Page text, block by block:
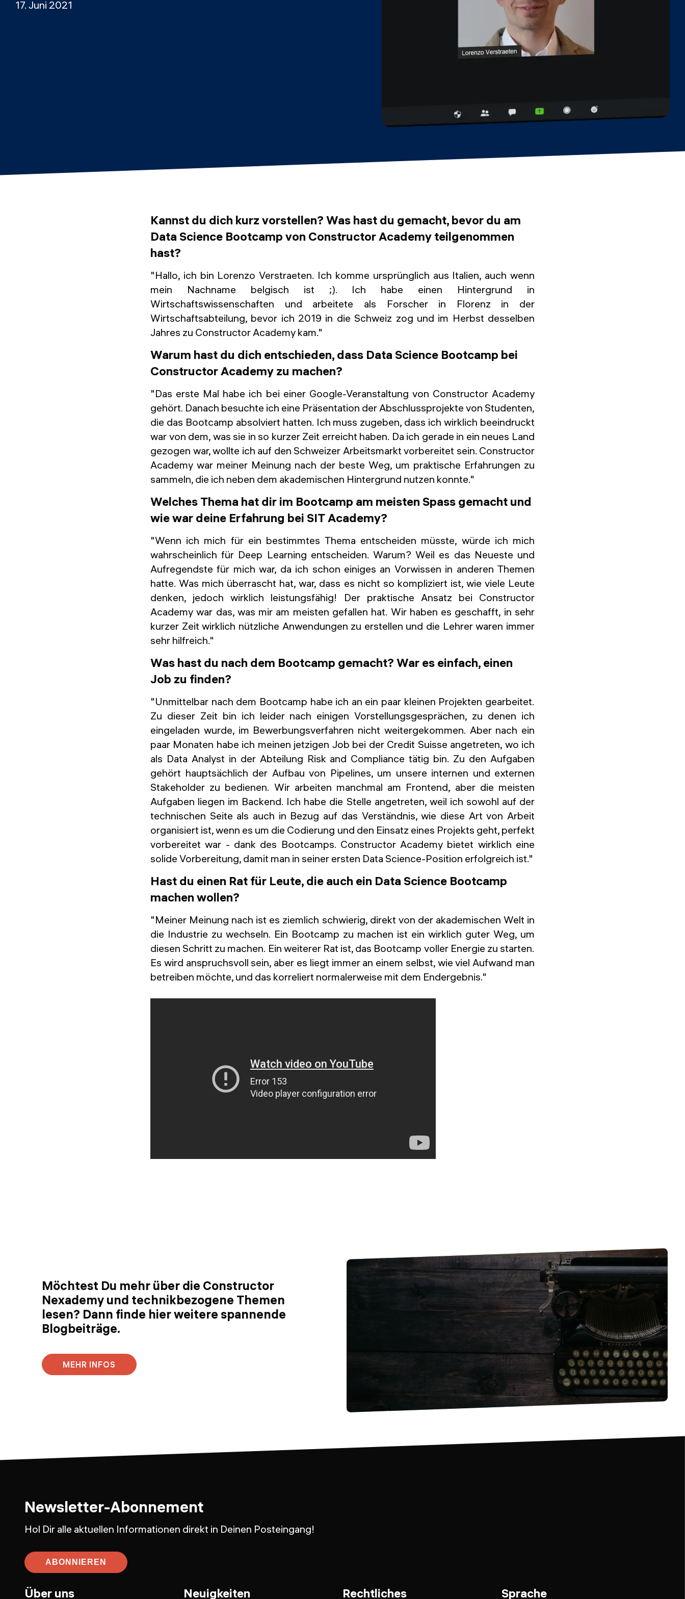
17. Juni 2021
Kannst du dich kurz vorstellen? Was hast du gemacht, bevor du am
Data Science Bootcamp von Constructor Academy teilgenommen
hast?
"Hallo, ich bin Lorenzo Verstraeten. Ich komme ursprünglich aus Italien, auch wenn
mein Nachname belgisch ist ;). Ich habe einen Hintergrund in
Wirtschaftswissenschaften und arbeitete als Forscher in Florenz in der
Wirtschaftsabteilung, bevor ich 2019 in die Schweiz zog und im Herbst desselben
Jahres zu Constructor Academy kam."
Warum hast du dich entschieden, dass Data Science Bootcamp bei
Constructor Academy zu machen?
"Das erste Mal habe ich bei einer Google-Veranstaltung von Constructor Academy
gehört. Danach besuchte ich eine Präsentation der Abschlussprojekte von Studenten,
die das Bootcamp absolviert hatten. Ich muss zugeben, dass ich wirklich beeindruckt
war von dem, was sie in so kurzer Zeit erreicht haben. Da ich gerade in ein neues Land
gezogen war, wollte ich auf den Schweizer Arbeitsmarkt vorbereitet sein. Constructor
Academy war meiner Meinung nach der beste Weg, um praktische Erfahrungen zu
sammeln, die ich neben dem akademischen Hintergrund nutzen konnte."
Welches Thema hat dir im Bootcamp am meisten Spass gemacht und
wie war deine Erfahrung bei SIT Academy?
"Wenn ich mich für ein bestimmtes Thema entscheiden müsste, würde ich mich
wahrscheinlich für Deep Learning entscheiden. Warum? Weil es das Neueste und
Aufregendste für mich war, da ich schon einiges an Vorwissen in anderen Themen
hatte. Was mich überrascht hat, war, dass es nicht so kompliziert ist, wie viele Leute
denken, jedoch wirklich leistungsfähig! Der praktische Ansatz bei Constructor
Academy war das, was mir am meisten gefallen hat. Wir haben es geschafft, in sehr
kurzer Zeit wirklich nützliche Anwendungen zu erstellen und die Lehrer waren immer
sehr hilfreich."
Was hast du nach dem Bootcamp gemacht? War es einfach, einen
Job zu finden?
"Unmittelbar nach dem Bootcamp habe ich an ein paar kleinen Projekten gearbeitet.
Zu dieser Zeit bin ich leider nach einigen Vorstellungsgesprächen, zu denen ich
eingeladen wurde, im Bewerbungsverfahren nicht weitergekommen. Aber nach ein
paar Monaten habe ich meinen jetzigen Job bei der Credit Suisse angetreten, wo ich
als Data Analyst in der Abteilung Risk and Compliance tätig bin. Zu den Aufgaben
gehört hauptsächlich der Aufbau von Pipelines, um unsere internen und externen
Stakeholder zu bedienen. Wir arbeiten manchmal am Frontend, aber die meisten
Aufgaben liegen im Backend. Ich habe die Stelle angetreten, weil ich sowohl auf der
technischen Seite als auch in Bezug auf das Verständnis, wie diese Art von Arbeit
organisiert ist, wenn es um die Codierung und den Einsatz eines Projekts geht, perfekt
vorbereitet war - dank des Bootcamps. Constructor Academy bietet wirklich eine
solide Vorbereitung, damit man in seiner ersten Data Science-Position erfolgreich ist."
Hast du einen Rat für Leute, die auch ein Data Science Bootcamp
machen wollen?
"Meiner Meinung nach ist es ziemlich schwierig, direkt von der akademischen Welt in
die Industrie zu wechseln. Ein Bootcamp zu machen ist ein wirklich guter Weg, um
diesen Schritt zu machen. Ein weiterer Rat ist, das Bootcamp voller Energie zu starten.
Es wird anspruchsvoll sein, aber es liegt immer an einem selbst, wie viel Aufwand man
betreiben möchte, und das korreliert normalerweise mit dem Endergebnis."
Möchtest Du mehr über die Constructor
Nexademy und technikbezogene Themen
lesen? Dann finde hier weitere spannende
Blogbeiträge.
MEHR INFOS
Newsletter-Abonnement
Hol Dir alle aktuellen Informationen direkt in Deinen Posteingang!
ABONNIEREN
Über uns Neuigkeiten Rechtliches Sprache